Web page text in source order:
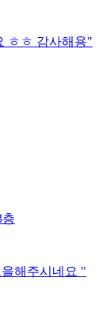
ㅎㅎ 감사해용"
해주시네요 "